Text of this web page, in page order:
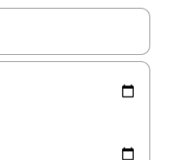
bằng phím mũi tên lên và